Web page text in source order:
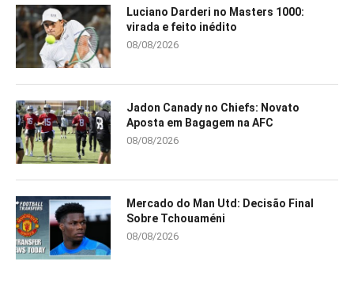
Luciano Darderi no Masters 1000:
virada e feito inédito
08/08/2026
Jadon Canady no Chiefs: Novato
Aposta em Bagagem na AFC
08/08/2026
Mercado do Man Utd: Decisão Final
Sobre Tchouaméni
08/08/2026